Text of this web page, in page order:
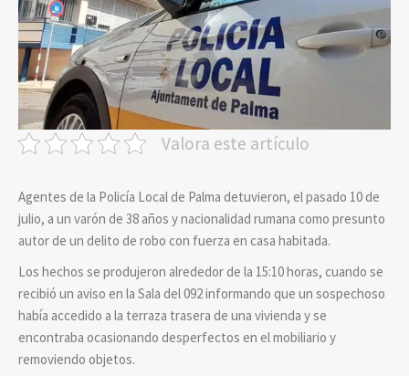
Valora este artículo
Agentes de la Policía Local de Palma detuvieron, el pasado 10 de
julio, a un varón de 38 años y nacionalidad rumana como presunto
autor de un delito de robo con fuerza en casa habitada.
Los hechos se produjeron alrededor de la 15:10 horas, cuando se
recibió un aviso en la Sala del 092 informando que un sospechoso
había accedido a la terraza trasera de una vivienda y se
encontraba ocasionando desperfectos en el mobiliario y
removiendo objetos.